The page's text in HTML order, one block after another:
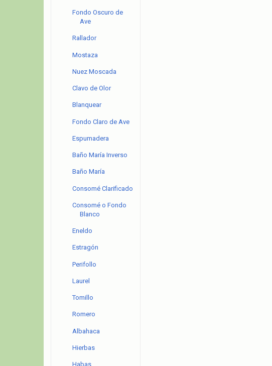
Fondo Oscuro de
Ave
Rallador
Mostaza
Nuez Moscada
Clavo de Olor
Blanquear
Fondo Claro de Ave
Espumadera
Baño María Inverso
Baño María
Consomé Clarificado
Consomé o Fondo
Blanco
Eneldo
Estragón
Perifollo
Laurel
Tomillo
Romero
Albahaca
Hierbas
Habas